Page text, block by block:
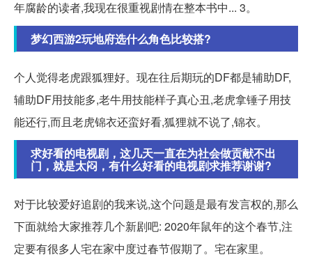
年腐龄的读者,我现在很重视剧情在整本书中... 3。
梦幻西游2玩地府选什么角色比较搭?
个人觉得老虎跟狐狸好。现在往后期玩的DF都是辅助DF,
辅助DF用技能多,老牛用技能样子真心丑,老虎拿锤子用技
能还行,而且老虎锦衣还蛮好看,狐狸就不说了,锦衣。
求好看的电视剧，这几天一直在为社会做贡献不出
门，就是太闷，有什么好看的电视剧求推荐谢谢?
对于比较爱好追剧的我来说,这个问题是最有发言权的,那么
下面就给大家推荐几个新剧吧: 2020年鼠年的这个春节,注
定要有很多人宅在家中度过春节假期了。宅在家里。